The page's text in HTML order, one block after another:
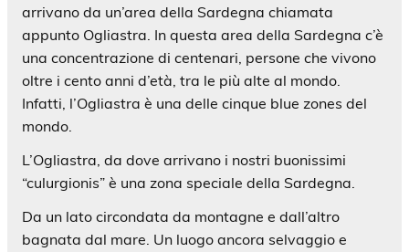
arrivano da un’area della Sardegna chiamata
appunto Ogliastra. In questa area della Sardegna c’è
una concentrazione di centenari, persone che vivono
oltre i cento anni d’età, tra le più alte al mondo.
Infatti, l’Ogliastra è una delle cinque blue zones del
mondo.
L’Ogliastra, da dove arrivano i nostri buonissimi
“culurgionis” è una zona speciale della Sardegna.
Da un lato circondata da montagne e dall’altro
bagnata dal mare. Un luogo ancora selvaggio e